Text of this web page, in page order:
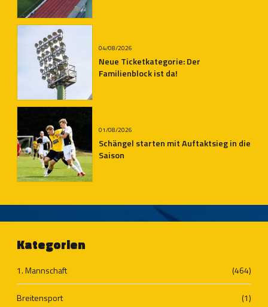
04/08/2026
Neue Ticketkategorie: Der
Familienblock ist da!
01/08/2026
Schängel starten mit Auftaktsieg in die
Saison
Kategorien
1. Mannschaft (464)
Breitensport (1)